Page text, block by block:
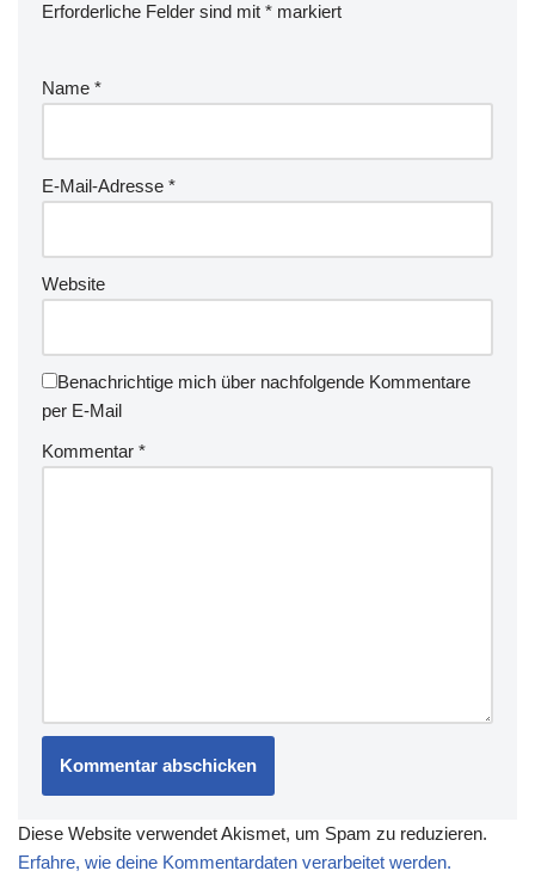
Erforderliche Felder sind mit * markiert
Name *
E-Mail-Adresse *
Website
Benachrichtige mich über nachfolgende Kommentare
per E-Mail
Kommentar *
Diese Website verwendet Akismet, um Spam zu reduzieren.
Erfahre, wie deine Kommentardaten verarbeitet werden.